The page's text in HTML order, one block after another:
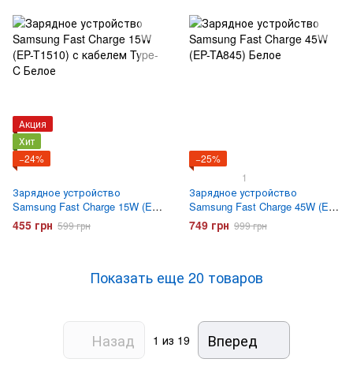
Акция
Хит
−24%
Зарядное устройство
Samsung Fast Charge 15W (EP-
T1510) с кабелем Type-C
Белое
455 грн 599 грн
−25%
1
Зарядное устройство
Samsung Fast Charge 45W (EP-
TA845) Белое
749 грн 999 грн
Показать еще 20 товаров
Назад 1 из 19 Вперед